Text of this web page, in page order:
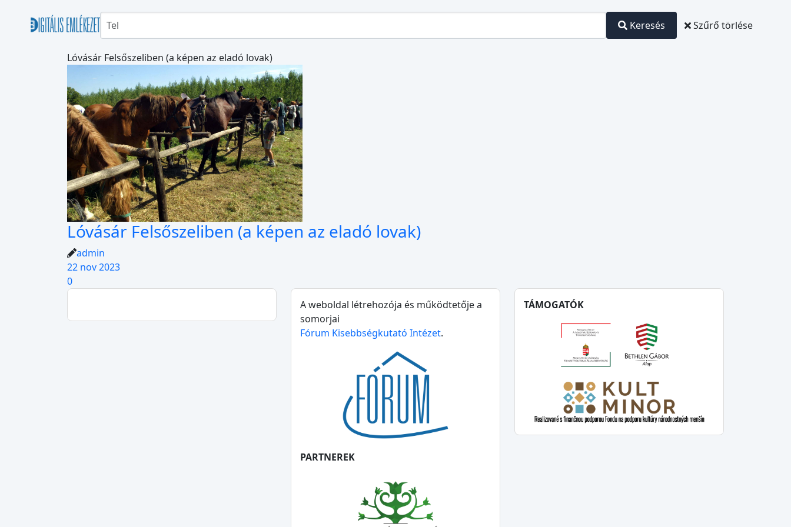
Keresés Szűrő törlése
Lóvásár Felsőszeliben (a képen az eladó lovak)
Lóvásár Felsőszeliben (a képen az eladó lovak)
admin
22 nov 2023
0
A weboldal létrehozója és működtetője a
somorjai
Fórum Kisebbségkutató Intézet.
PARTNEREK
TÁMOGATÓK